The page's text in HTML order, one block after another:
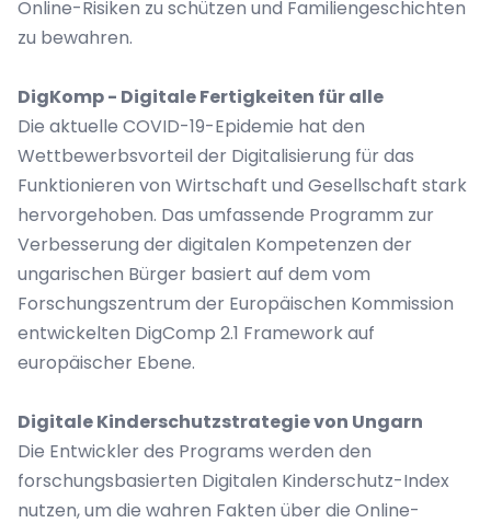
Online-Risiken zu schützen und Familiengeschichten
zu bewahren.
DigKomp - Digitale Fertigkeiten für alle
Die aktuelle COVID-19-Epidemie hat den
Wettbewerbsvorteil der Digitalisierung für das
Funktionieren von Wirtschaft und Gesellschaft stark
hervorgehoben. Das umfassende Programm zur
Verbesserung der digitalen Kompetenzen der
ungarischen Bürger basiert auf dem vom
Forschungszentrum der Europäischen Kommission
entwickelten DigComp 2.1 Framework auf
europäischer Ebene.
Digitale Kinderschutzstrategie von Ungarn
Die Entwickler des Programs werden den
forschungsbasierten Digitalen Kinderschutz-Index
nutzen, um die wahren Fakten über die Online-